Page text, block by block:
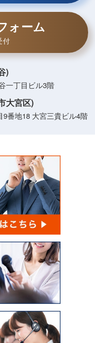
ォーム
付
)
一丁目ビル3階
大宮区)
番地18 大宮三貴ビル4階